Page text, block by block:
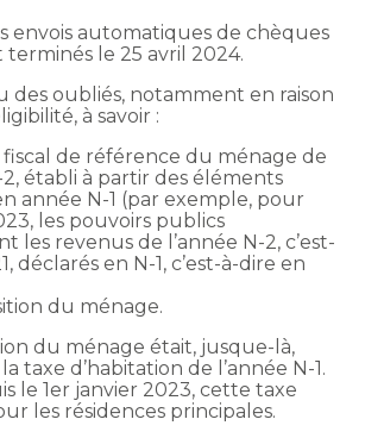
envois automatiques de chèques
terminés le 25 avril 2024.
des oubliés, notamment en raison
à savoir :
fiscal de référence du ménage de
2, établi à partir des éléments
année N-1 (par exemple, pour
les pouvoirs publics
les revenus de l’année N-2, c’est-
déclarés en N-1, c’est-à-dire en
du ménage.
du ménage était, jusque-là,
taxe d’habitation de l’année N-1.
le 1er janvier 2023, cette taxe
les résidences principales.